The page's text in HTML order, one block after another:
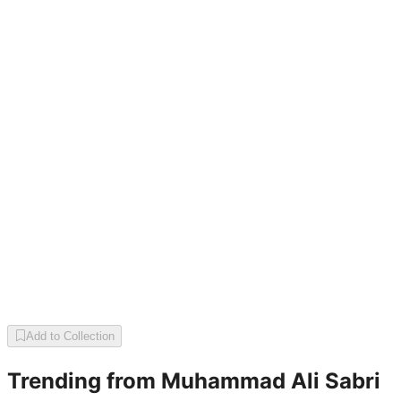
Add to Collection
Trending from Muhammad Ali Sabri